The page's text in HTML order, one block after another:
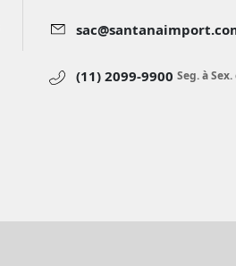
(11) 2099-9900 Seg. à